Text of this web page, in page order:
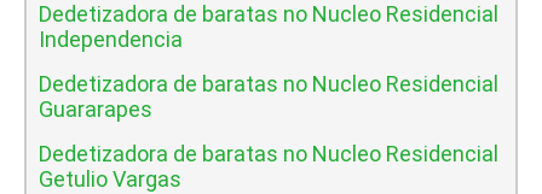
Dedetizadora de baratas no Nucleo Residencial
Independencia
Dedetizadora de baratas no Nucleo Residencial
Guararapes
Dedetizadora de baratas no Nucleo Residencial
Getulio Vargas